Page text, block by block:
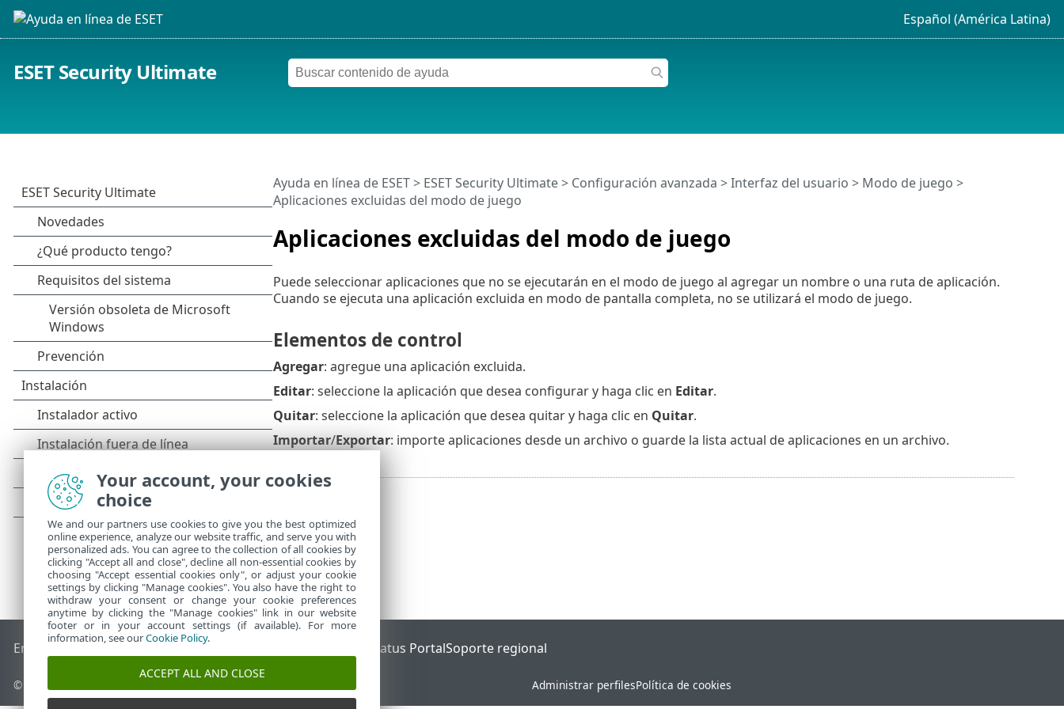
Español (América Latina)
ESET Security Ultimate
Aplicaciones excluidas del modo de juego
Ayuda en línea de ESET> ESET Security Ultimate> Configuración avanzada >Interfaz del usuario > Modo de juego >
Aplicaciones excluidas del modo de juego
Puede seleccionar aplicaciones que no se ejecutarán en el modo de juego al agregar un nombre o una ruta de aplicación.
Cuando se ejecuta una aplicación excluida en modo de pantalla completa, no se utilizará el modo de juego.
Elementos de control
Agregar: agregue una aplicación excluida.
Editar: seleccione la aplicación que desea configurar y haga clic en Editar.
Quitar: seleccione la aplicación que desea quitar y haga clic en Quitar.
Importar/Exportar: importe aplicaciones desde un archivo o guarde la lista actual de aplicaciones en un archivo.
End of Life Base de conocimiento de ESET ESET Status PortalSoporte regional
© 1992 - 2025 ESET, spol. s r.o. - Todos los derechos reservados. Administrar perfilesPolítica de cookies
Your account, your cookies
choice
We and our partners use cookies to give you the best optimized
online experience, analyze our website traffic, and serve you with
personalized ads. You can agree to the collection of all cookies by
clicking "Accept all and close", decline all non-essential cookies by
choosing "Accept essential cookies only", or adjust your cookie
settings by clicking "Manage cookies". You also have the right to
withdraw your consent or change your cookie preferences
anytime by clicking the "Manage cookies" link in our website
footer or in your account settings (if available). For more
information, see ourCookie Policy.
ACCEPT ALL AND CLOSE